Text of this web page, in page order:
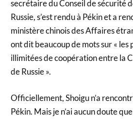
secrétaire du Conseil de sécurité
Russie, s’est rendu à Pékin et a
ministère chinois des Affaires
ont dit beaucoup de mots sur « les
illimitées de coopération entre la
de Russie ».
Officiellement, Shoigu n’a
Pékin. Mais je n’ai aucun doute